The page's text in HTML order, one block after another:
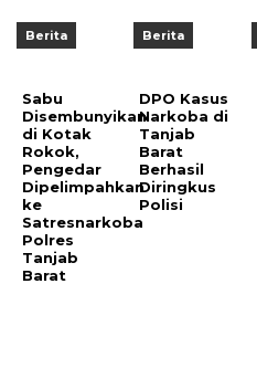
Berita
Sabu
Disembunyikan
di Kotak
Rokok,
Pengedar
Dipelimpahkan
ke
Satresnarkoba
Polres
Tanjab
Barat
Berita
DPO Kasus
Narkoba di
Tanjab
Barat
Berhasil
Diringkus
Polisi